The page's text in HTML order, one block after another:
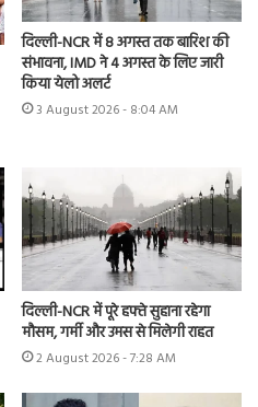
दिल्ली-NCR में 8 अगस्त तक बारिश की
संभावना, IMD ने 4 अगस्त के लिए जारी
किया येलो अलर्ट
3 August 2026 - 8:04 AM
दिल्ली-NCR में पूरे हफ्ते सुहाना रहेगा
मौसम, गर्मी और उमस से मिलेगी राहत
2 August 2026 - 7:28 AM